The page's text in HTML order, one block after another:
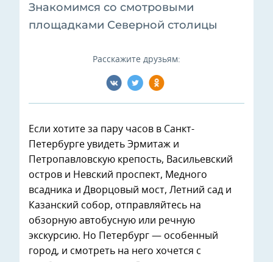
Знакомимся со смотровыми
площадками Северной столицы
Расскажите друзьям:
Если хотите за пару часов в Санкт-
Петербурге увидеть Эрмитаж и
Петропавловскую крепость, Васильевский
остров и Невский проспект, Медного
всадника и Дворцовый мост, Летний сад и
Казанский собор, отправляйтесь на
обзорную автобусную или речную
экскурсию. Но Петербург — особенный
город, и смотреть на него хочется с